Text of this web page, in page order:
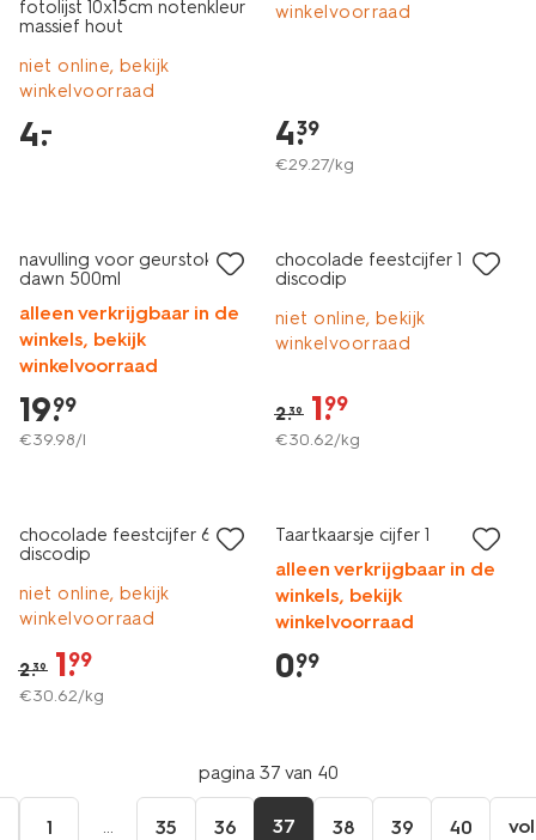
fotolijst 10x15cm notenkleur
massief hout
niet online, bekijk
winkelvoorraad
4.
–
winkelvoorraad
4.
39
€29.27/kg
navulling voor geurstokjes
dawn 500ml
alleen verkrijgbaar in de
winkels, bekijk
winkelvoorraad
19.
99
€39.98/l
chocolade feestcijfer 1 met
discodip
niet online, bekijk
winkelvoorraad
2.39 1.
99
€30.62/kg
chocolade feestcijfer 6 met
discodip
niet online, bekijk
winkelvoorraad
2.39 1.
99
€30.62/kg
Taartkaarsje cijfer 1
alleen verkrijgbaar in de
winkels, bekijk
winkelvoorraad
0.
99
pagina 37 van 40
1 ... 35 36 37 38 39 40